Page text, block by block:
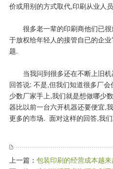
价或用别的方式取代,印刷从业人
很多老一辈的印刷商他们已很
于放权给年轻人的接管自已的企
题.
当我问到很多还在不断上旧机
回答说: 不是,但我们知道很多厂
少数厂家手上,我们就是想做哪少
器比以前一台六开机器还要便宜,
更多的市场. 面对这样的回答,我
上一篇： 包装印刷的经营成本越来